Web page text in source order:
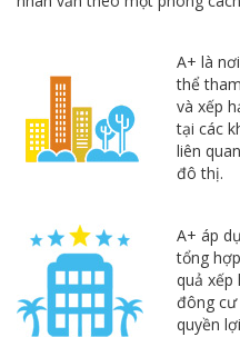
A+ là
thể
và xếp
tại các
liên
đô thị.
A+ áp
tổng
quả xếp
đông cư
quyền